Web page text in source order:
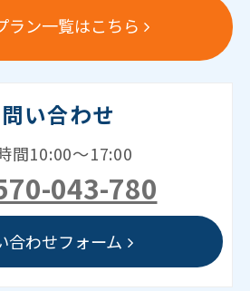
ラン一覧はこちら
い合わせ
間10:00～17:00
043-780
合わせフォーム